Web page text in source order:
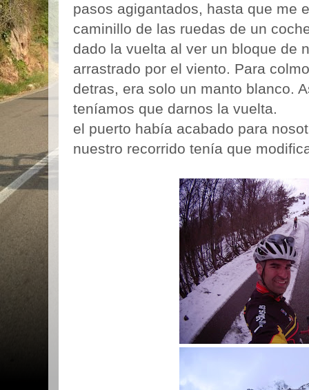
pasos agigantados, hasta que me
caminillo de las ruedas de un
dado la vuelta al ver un bloque de
arrastrado por el viento. Para
detras, era solo un manto blanco.
teníamos que darnos la vuelta.
el puerto había acabado para
nuestro recorrido tenía que